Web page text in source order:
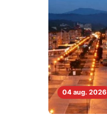
04 aug. 2026